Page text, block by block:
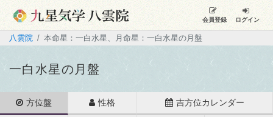
会員登録 ログイン
八雲院 本命星：一白水星、月命星：一白水星の月盤
一白水星の月盤
方位盤 性格 吉方位カレンダー